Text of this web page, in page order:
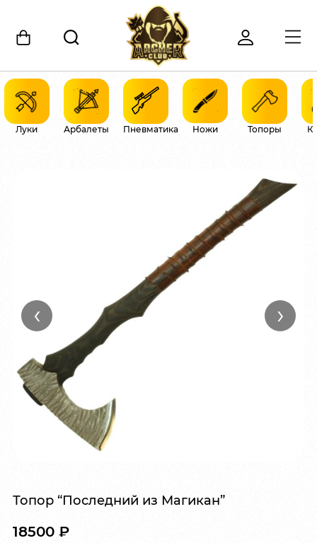
Луки Арбалеты Пневматика Ножи Топоры
‹ ›
Топор “Последний из Магикан”
18500 ₽